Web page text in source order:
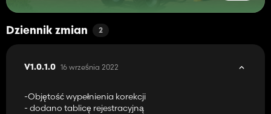
Dziennik zmian 2
V1.0.1.0 16 września 2022
-Objętość wypełnienia korekcji
- dodano tablicę rejestracyjną